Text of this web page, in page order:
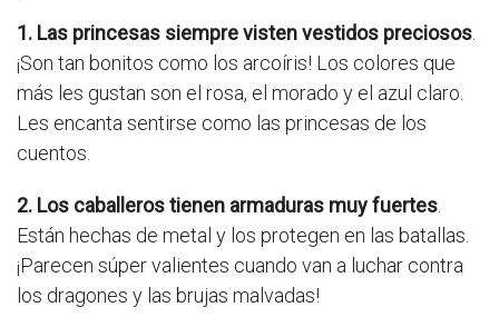
1. Las princesas siempre visten vestidos preciosos.
¡Son tan bonitos como los arcoíris! Los colores que
más les gustan son el rosa, el morado y el azul claro.
Les encanta sentirse como las princesas de los
cuentos.
2. Los caballeros tienen armaduras muy fuertes.
Están hechas de metal y los protegen en las batallas.
¡Parecen súper valientes cuando van a luchar contra
los dragones y las brujas malvadas!